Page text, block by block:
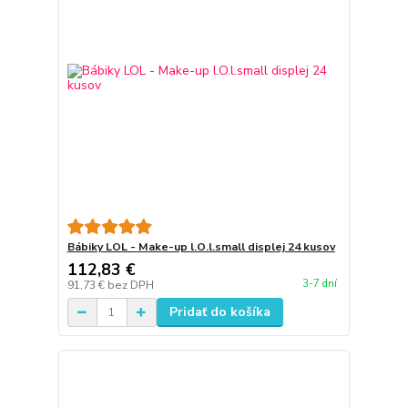
Bábiky LOL - Make-up l.O.l.small displej 24 kusov
112,83 €
91,73 € bez DPH 3-7 dní
Pridať do košíka